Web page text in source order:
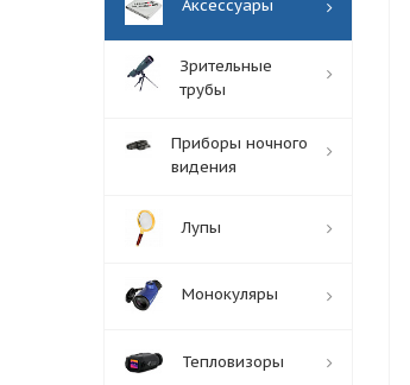
Аксессуары
Зрительные
трубы
Приборы ночного
видения
Лупы
Монокуляры
Тепловизоры